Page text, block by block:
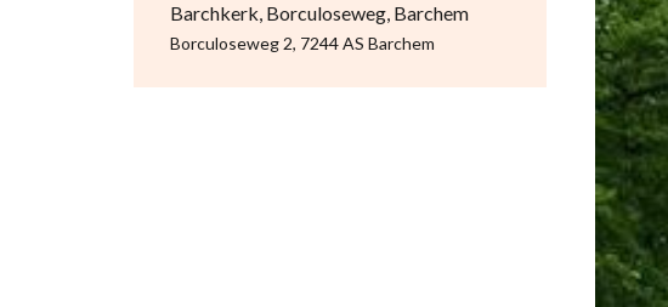
Barchkerk, Borculoseweg, Barchem
Borculoseweg 2, 7244 AS Barchem